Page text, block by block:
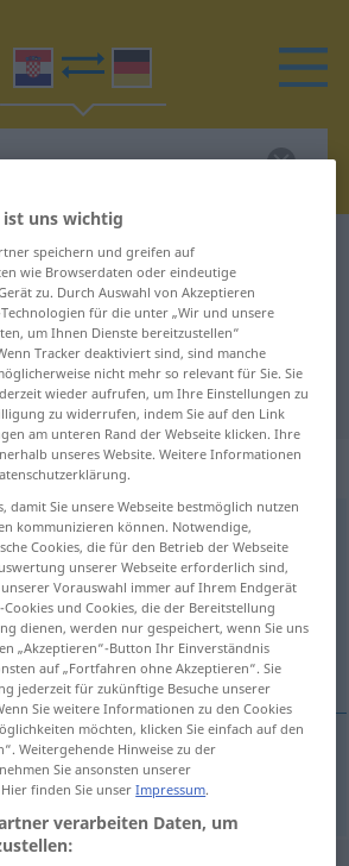
Wörterbuch Brazil
Übersetzung für
Übersetzung
anklicken/antippen)
uns wichtig
speichern und greifen auf
wie Browserdaten oder eindeutige
zu. Durch Auswahl von Akzeptieren
für die unter „Wir und unsere
um Ihnen Dienste bereitzustellen“
Tracker deaktiviert sind, sind manche
nicht mehr so relevant für Sie. Sie
wieder aufrufen, um Ihre Einstellungen zu
zu widerrufen, indem Sie auf den Link
am unteren Rand der Webseite klicken. Ihre
unseres Website. Weitere Informationen
damit Sie unsere Webseite bestmöglich nutzen
kommunizieren können. Notwendige,
Cookies, die für den Betrieb der Webseite
unserer Webseite erforderlich sind,
Vorauswahl immer auf Ihrem Endgerät
und Cookies, die der Bereitstellung
dienen, werden nur gespeichert, wenn Sie uns
„Akzeptieren“-Button Ihr Einverständnis
auf „Fortfahren ohne Akzeptieren“. Sie
jederzeit für zukünftige Besuche unserer
Sie weitere Informationen zu den Cookies
möchten, klicken Sie einfach auf den
Weitergehende Hinweise zu der
Sie ansonsten unserer
Hier finden Sie unserImpressum.
verarbeiten Daten, um